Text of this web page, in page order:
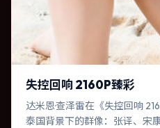
失控回响 2160P臻彩
达米恩·查泽雷在《失控回响
泰国背景下的群像：张译、宋